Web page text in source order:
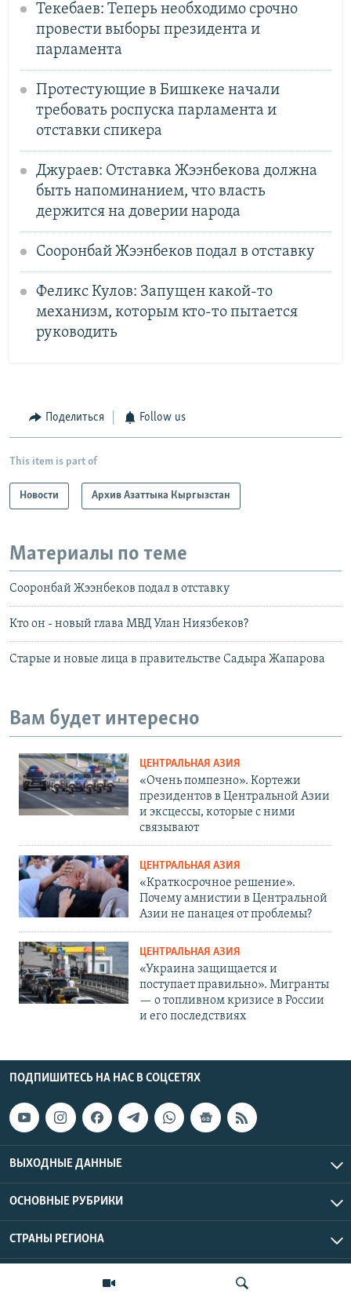
Текебаев: Теперь необходимо срочно
провести выборы президента и
парламента
Протестующие в Бишкеке начали
требовать роспуска парламента и
отставки спикера
Джураев: Отставка Жээнбекова должна
быть напоминанием, что власть
держится на доверии народа
Сооронбай Жээнбеков подал в отставку
Феликс Кулов: Запущен какой-то
механизм, которым кто-то пытается
руководить
Поделиться Follow us
This item is part of
Новости Архив Азаттыка Кыргызстан
Материалы по теме
Сооронбай Жээнбеков подал в отставку
Кто он - новый глава МВД Улан Ниязбеков?
Старые и новые лица в правительстве Садыра Жапарова
Вам будет интересно
ЦЕНТРАЛЬНАЯ АЗИЯ
«Очень помпезно». Кортежи
президентов в Центральной Азии
и эксцессы, которые с ними
связывают
ЦЕНТРАЛЬНАЯ АЗИЯ
«Краткосрочное решение».
Почему амнистии в Центральной
Азии не панацея от проблемы?
ЦЕНТРАЛЬНАЯ АЗИЯ
«Украина защищается и
поступает правильно». Мигранты
— о топливном кризисе в России
и его последствиях
ПОДПИШИТЕСЬ НА НАС В СОЦСЕТЯХ
ВЫХОДНЫЕ ДАННЫЕ
ОСНОВНЫЕ РУБРИКИ
СТРАНЫ РЕГИОНА
Азаттык Азия © 2026 RFE/RL, Inc. | Все права защищены.